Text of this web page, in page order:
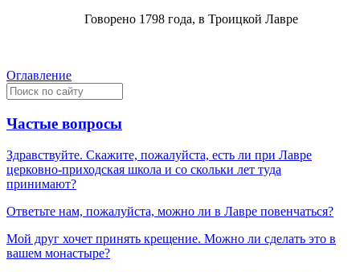
Говорено 1798 года, в Троицкой Лавре
Оглавление
Частые вопросы
Здравствуйте. Скажите, пожалуйста, есть ли при Лавре
церковно-приходская школа и со скольки лет туда
принимают?
Ответьте нам, пожалуйста, можно ли в Лавре повенчаться?
Мой друг хочет принять крещение. Можно ли сделать это в
вашем монастыре?